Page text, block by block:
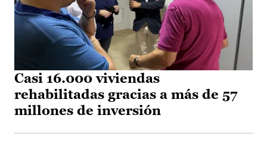
Casi 16.000 viviendas
rehabilitadas gracias a más de 57
millones de inversión